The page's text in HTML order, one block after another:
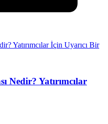
Nedir? Yatırımcılar